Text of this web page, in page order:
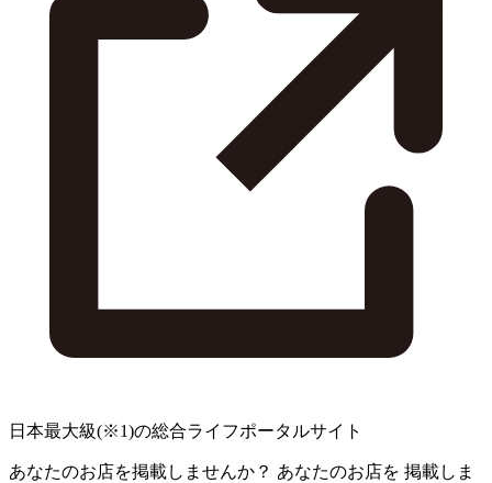
日本最大級(※1)の総合ライフポータルサイト
あなたのお店を掲載しませんか？ あなたのお店を 掲載しま